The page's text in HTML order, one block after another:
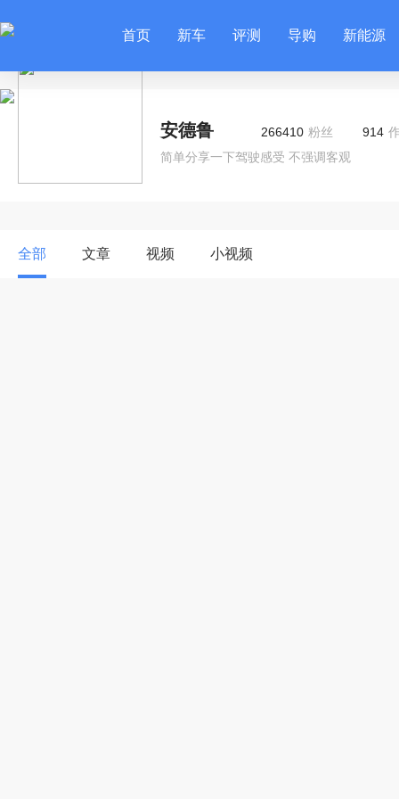
首页 新车 评测 导购 新能源
安德鲁 266410 粉丝 914
简单分享一下驾驶感受 不强调客观
全部 文章 视频 小视频